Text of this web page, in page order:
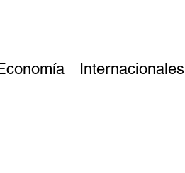
Internacionales